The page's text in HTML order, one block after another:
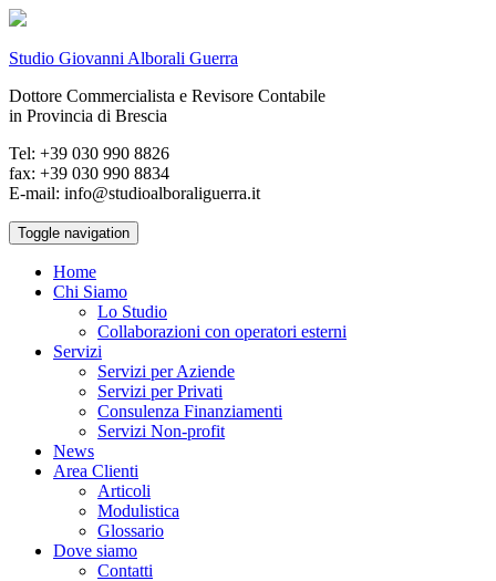
Studio Giovanni Alborali Guerra
Dottore Commercialista e Revisore Contabile
in Provincia di Brescia
Tel: +39 030 990 8826
fax: +39 030 990 8834
E-mail: info@studioalboraliguerra.it
Toggle navigation
Home
Chi Siamo
Lo Studio
Collaborazioni con operatori esterni
Servizi
Servizi per Aziende
Servizi per Privati
Consulenza Finanziamenti
Servizi Non-profit
News
Area Clienti
Articoli
Modulistica
Glossario
Dove siamo
Contatti